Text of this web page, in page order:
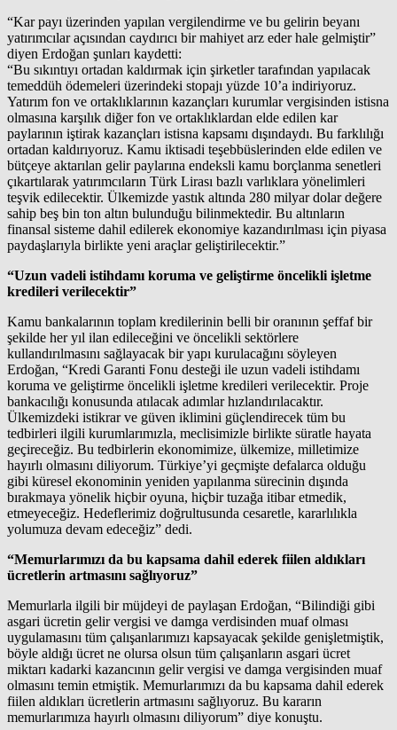
“Kar payı üzerinden yapılan vergilendirme ve bu gelirin beyanı
yatırımcılar açısından caydırıcı bir mahiyet arz eder hale gelmiştir”
diyen Erdoğan şunları kaydetti:
“Bu sıkıntıyı ortadan kaldırmak için şirketler tarafından yapılacak
temeddüh ödemeleri üzerindeki stopajı yüzde 10’a indiriyoruz.
Yatırım fon ve ortaklıklarının kazançları kurumlar vergisinden istisna
olmasına karşılık diğer fon ve ortaklıklardan elde edilen kar
paylarının iştirak kazançları istisna kapsamı dışındaydı. Bu farklılığı
ortadan kaldırıyoruz. Kamu iktisadi teşebbüslerinden elde edilen ve
bütçeye aktarılan gelir paylarına endeksli kamu borçlanma senetleri
çıkartılarak yatırımcıların Türk Lirası bazlı varlıklara yönelimleri
teşvik edilecektir. Ülkemizde yastık altında 280 milyar dolar değere
sahip beş bin ton altın bulunduğu bilinmektedir. Bu altınların
finansal sisteme dahil edilerek ekonomiye kazandırılması için piyasa
paydaşlarıyla birlikte yeni araçlar geliştirilecektir.”
“Uzun vadeli istihdamı koruma ve geliştirme öncelikli işletme
kredileri verilecektir”
Kamu bankalarının toplam kredilerinin belli bir oranının şeffaf bir
şekilde her yıl ilan edileceğini ve öncelikli sektörlere
kullandırılmasını sağlayacak bir yapı kurulacağını söyleyen
Erdoğan, “Kredi Garanti Fonu desteği ile uzun vadeli istihdamı
koruma ve geliştirme öncelikli işletme kredileri verilecektir. Proje
bankacılığı konusunda atılacak adımlar hızlandırılacaktır.
Ülkemizdeki istikrar ve güven iklimini güçlendirecek tüm bu
tedbirleri ilgili kurumlarımızla, meclisimizle birlikte süratle hayata
geçireceğiz. Bu tedbirlerin ekonomimize, ülkemize, milletimize
hayırlı olmasını diliyorum. Türkiye’yi geçmişte defalarca olduğu
gibi küresel ekonominin yeniden yapılanma sürecinin dışında
bırakmaya yönelik hiçbir oyuna, hiçbir tuzağa itibar etmedik,
etmeyeceğiz. Hedeflerimiz doğrultusunda cesaretle, kararlılıkla
yolumuza devam edeceğiz” dedi.
“Memurlarımızı da bu kapsama dahil ederek fiilen aldıkları
ücretlerin artmasını sağlıyoruz”
Memurlarla ilgili bir müjdeyi de paylaşan Erdoğan, “Bilindiği gibi
asgari ücretin gelir vergisi ve damga verdisinden muaf olması
uygulamasını tüm çalışanlarımızı kapsayacak şekilde genişletmiştik,
böyle aldığı ücret ne olursa olsun tüm çalışanların asgari ücret
miktarı kadarki kazancının gelir vergisi ve damga vergisinden muaf
olmasını temin etmiştik. Memurlarımızı da bu kapsama dahil ederek
fiilen aldıkları ücretlerin artmasını sağlıyoruz. Bu kararın
memurlarımıza hayırlı olmasını diliyorum” diye konuştu.